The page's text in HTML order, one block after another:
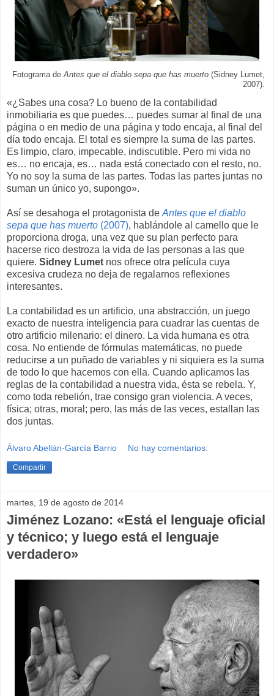
Fotograma deAntes que el diablo sepa que has muerto (Sidney Lumet,
2007).
«¿Sabes una cosa? Lo bueno de la contabilidad
inmobiliaria es que puedes… puedes sumar al final de una
página o en medio de una página y todo encaja, al final del
día todo encaja. El total es siempre la suma de las partes.
Es limpio, claro, impecable, indiscutible. Pero mi vida no
es… no encaja, es… nada está conectado con el resto, no.
Yo no soy la suma de las partes. Todas las partes juntas no
suman un único yo, supongo».
Así se desahoga el protagonista de Antes que el diablo
sepa que has muerto (2007), hablándole al camello que le
proporciona droga, una vez que su plan perfecto para
hacerse rico destroza la vida de las personas a las que
quiere. Sidney Lumet nos ofrece otra película cuya
excesiva crudeza no deja de regalarnos reflexiones
interesantes.
La contabilidad es un artificio, una abstracción, un juego
exacto de nuestra inteligencia para cuadrar las cuentas de
otro artificio milenario: el dinero. La vida humana es otra
cosa. No entiende de fórmulas matemáticas, no puede
reducirse a un puñado de variables y ni siquiera es la suma
de todo lo que hacemos con ella. Cuando aplicamos las
reglas de la contabilidad a nuestra vida, ésta se rebela. Y,
como toda rebelión, trae consigo gran violencia. A veces,
física; otras, moral; pero, las más de las veces, estallan las
dos juntas.
Álvaro Abellán-García Barrio No hay comentarios:
Compartir
martes, 19 de agosto de 2014
Jiménez Lozano: «Está el lenguaje oficial
y técnico; y luego está el lenguaje
verdadero»